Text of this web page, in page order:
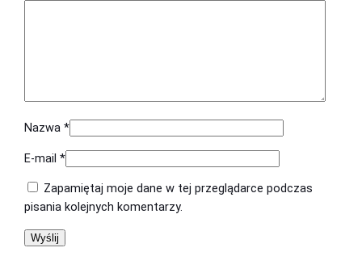
3
0
i
3
t
Nazwa*
E-mail*
Zapamiętaj moje dane w tej przeglądarce podczas
pisania kolejnych komentarzy.